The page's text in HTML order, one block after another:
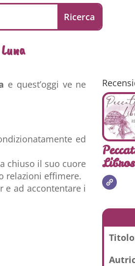
e quest’oggi ve ne
ed
chiuso il suo cuore
relazioni effimere.
e ad accontentare i